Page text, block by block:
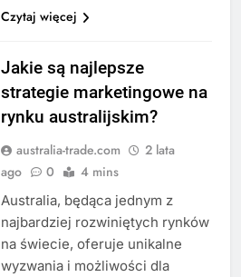
Czytaj więcej
Jakie są najlepsze
strategie marketingowe na
rynku australijskim?
australia-trade.com
2 lata
ago
0 4 mins
Australia, będąca jednym z
najbardziej rozwiniętych rynków
na świecie, oferuje unikalne
wyzwania i możliwości dla